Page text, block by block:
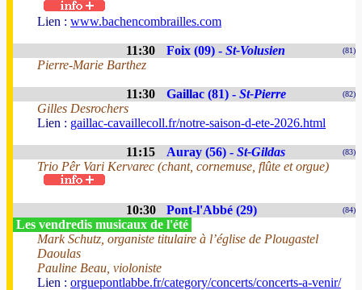
Lien : www.bachencombrailles.com
11:30 Foix (09) - St-Volusien (81)
Pierre-Marie Barthez
11:30 Gaillac (81) - St-Pierre (82)
Gilles Desrochers
Lien : gaillac-cavaillecoll.fr/notre-saison-d-ete-2026.html
11:15 Auray (56) - St-Gildas (83)
Trio Pêr Vari Kervarec (chant, cornemuse, flûte et orgue)
10:30 Pont-l'Abbé (29) (84)
Les vendredis musicaux de l'été
Mark Schutz, organiste titulaire à l’église de Plougastel
Daoulas
Pauline Beau, violoniste
Lien : orguepontlabbe.fr/category/concerts/concerts-a-venir/